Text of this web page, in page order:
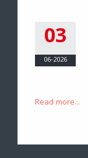
03
06-2026
Read more...